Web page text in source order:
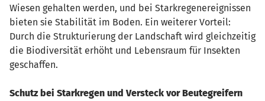
Wiesen gehalten werden, und bei Starkregenereignissen
bieten sie Stabilität im Boden. Ein weiterer Vorteil:
Durch die Strukturierung der Landschaft wird gleichzeitig
die Biodiversität erhöht und Lebensraum für Insekten
geschaffen.
Schutz bei Starkregen und Versteck vor Beutegreifern